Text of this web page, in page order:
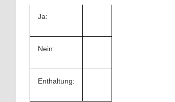
Ja:
Nein:
Enthaltung: